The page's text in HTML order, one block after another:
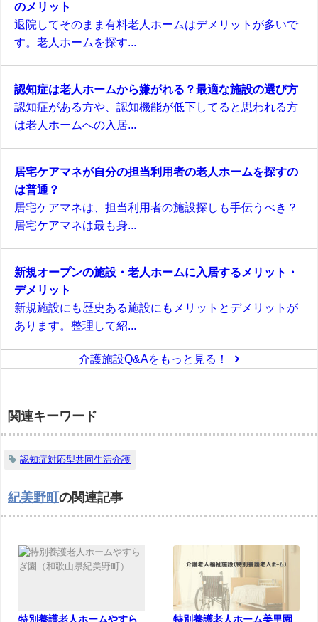
のメリット
退院してそのまま有料老人ホームはデメリットが多いで
す。老人ホームを探す...
認知症は老人ホームから嫌がれる？最適な施設の選び方
認知症がある方や、認知機能が低下してると思われる方
は老人ホームへの入居...
居宅ケアマネが自分の担当利用者の老人ホームを探すの
は普通？
居宅ケアマネは、担当利用者の施設探しも手伝うべき？
居宅ケアマネは最も身...
新規オープンの施設・老人ホームに入居するメリット・
デメリット
新規施設にも歴史ある施設にもメリットとデメリットが
あります。整理して紹...
介護施設Q&Aをもっと見る！
関連キーワード
認知症対応型共同生活介護
紀美野町 の関連記事
特別養護老人ホームやすら 特別養護老人ホーム美里園